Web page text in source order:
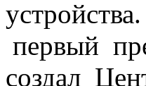
первый
создал